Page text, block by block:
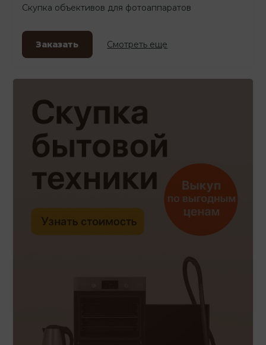
Скупка объективов для фотоаппаратов
Заказать Смотреть еще